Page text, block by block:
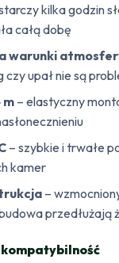
kilka godzin
całą dobę
warunki
czy upał nie są
m – elastyczny
– szybkie i trwałe
kamer
–
przedłużają